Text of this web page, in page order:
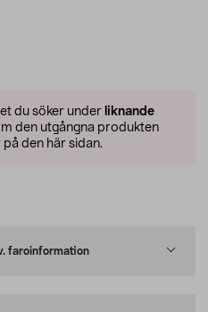
du söker under liknande
den utgångna produkten
den här sidan.
faroinformation